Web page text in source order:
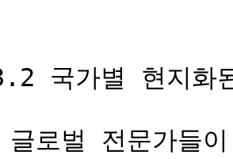
국가별 현지화
로벌 전문가들